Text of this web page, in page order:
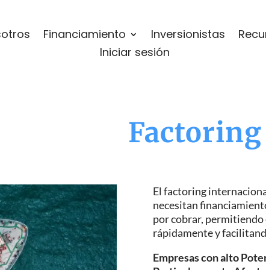
Financiamiento Inversionistas
Iniciar sesión
El factoring
necesitan
por cobrar,
rápidamente y
Empresas con alto